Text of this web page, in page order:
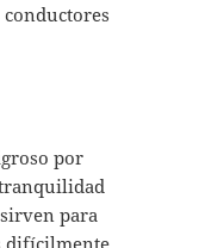
conductores
por
para
difícilmente